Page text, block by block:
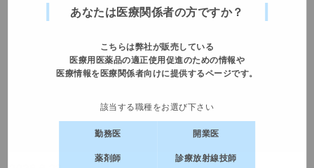
あなたは医療関係者の方ですか？
こちらは弊社が販売している
医療用医薬品の適正使用促進のための情報や
医療情報を医療関係者向けに提供するページです。
該当する職種をお選び下さい
勤務医
開業医
薬剤師
診療放射線技師
メールアドレス
Fuji Women's Site会員の方のみご利用いた
だけるコンテンツです。